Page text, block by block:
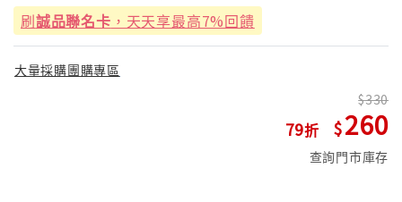
刷誠品聯名卡 ，天天享最高7%回饋
大量採購團購專區
79
330
260
查詢門市庫存